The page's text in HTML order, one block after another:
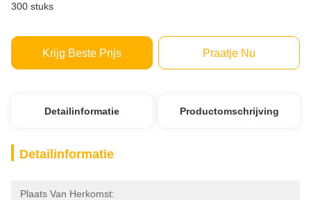
300 stuks
Krijg Beste Prijs Praatje Nu
Detailinformatie Productomschrijving
Detailinformatie
Plaats Van Herkomst: